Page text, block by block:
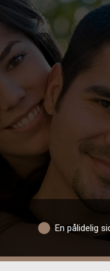
En pålidelig